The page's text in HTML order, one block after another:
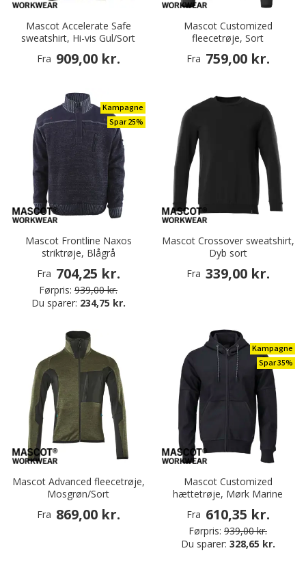
Mascot Accelerate Safe
sweatshirt, Hi-vis Gul/Sort
Fra 909,00 kr.
Mascot Customized
fleecetrøje, Sort
Fra 759,00 kr.
Kampagne
Spar 25%
Mascot Frontline Naxos
striktrøje, Blågrå
Fra 704,25 kr.
Førpris: 939,00 kr.
Du sparer: 234,75 kr.
Mascot Crossover sweatshirt,
Dyb sort
Fra 339,00 kr.
Mascot Advanced fleecetrøje,
Mosgrøn/Sort
Fra 869,00 kr.
Kampagne
Spar 35%
Mascot Customized
hættetrøje, Mørk Marine
Fra 610,35 kr.
Førpris: 939,00 kr.
Du sparer: 328,65 kr.